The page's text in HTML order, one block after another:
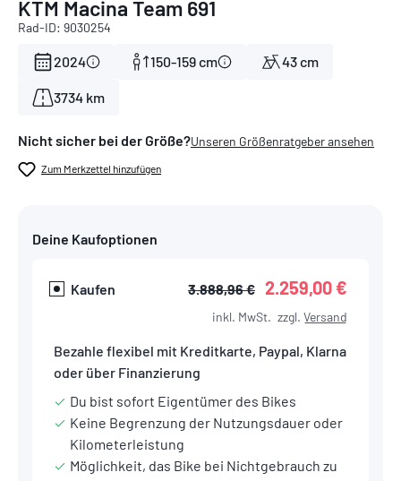
KTM Macina Team 691
Rad-ID: 9030254
2024 150-159 cm 43 cm
3734 km
Nicht sicher bei der Größe?Unseren Größenratgeber ansehen
Zum Merkzettel hinzufügen
Deine Kaufoptionen
Kaufen 3.888,96 € 2.259,00 €
inkl. MwSt. zzgl. Versand
Bezahle flexibel mit Kreditkarte, Paypal, Klarna
oder über Finanzierung
Du bist sofort Eigentümer des Bikes
Keine Begrenzung der Nutzungsdauer oder
Kilometerleistung
Möglichkeit, das Bike bei Nichtgebrauch zu